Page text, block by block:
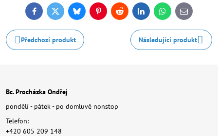
FacebookTwitterBlueskyPinterestReddit LinkedInWhatsApp
E-
mail
Předchozí produkt Následující produkt
Bc. Procházka Ondřej
pondělí - pátek - po domluvě nonstop
Telefon:
+420 605 209 148